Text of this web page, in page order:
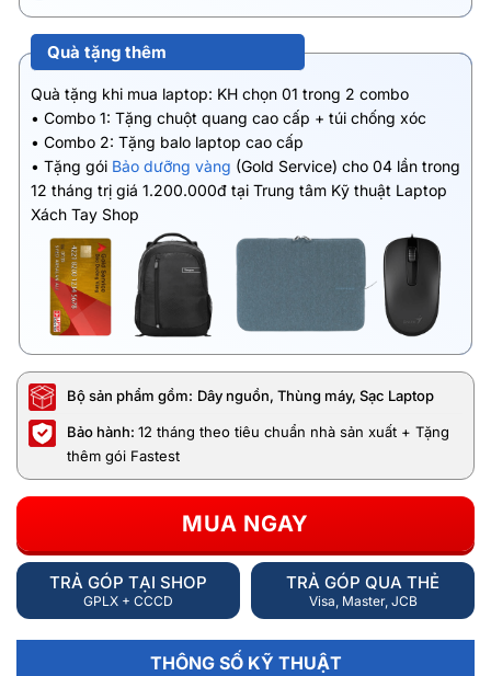
Quà tặng thêm
Quà tặng khi mua laptop: KH chọn 01 trong 2 combo
• Combo 1: Tặng chuột quang cao cấp + túi chống xóc
• Combo 2: Tặng balo laptop cao cấp
• Tặng gói Bảo dưỡng vàng (Gold Service) cho 04 lần trong
12 tháng trị giá 1.200.000đ tại Trung tâm Kỹ thuật Laptop
Xách Tay Shop
Bộ sản phẩm gồm: Dây nguồn, Thùng máy, Sạc Laptop
Bảo hành: 12 tháng theo tiêu chuẩn nhà sản xuất + Tặng
thêm gói Fastest
MUA NGAY
TRẢ GÓP TẠI SHOP
GPLX + CCCD
TRẢ GÓP QUA THẺ
Visa, Master, JCB
THÔNG SỐ KỸ THUẬT